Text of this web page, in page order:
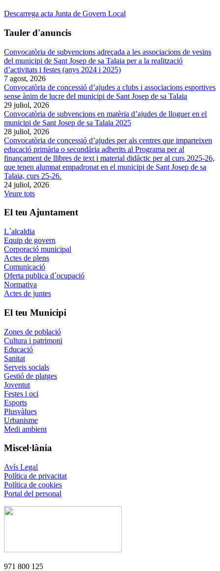
Descarrega acta Junta de Govern Local
Tauler d'anuncis
Convocatòria de subvencions adreçada a les associacions de vesins
del municipi de Sant Josep de sa Talaia per a la realització
d’activitats i festes (anys 2024 i 2025)
7 agost, 2026
Convocatòria de concessió d’ajudes a clubs i associacions esportives
sense ànim de lucre del municipi de Sant Josep de sa Talaia
29 juliol, 2026
Convocatòria de subvencions en matèria d’ajudes de lloguer en el
municipi de Sant Josep de sa Talaia 2025
28 juliol, 2026
Convocatòria de concessió d’ajudes per als centres que imparteixen
educació primària o secundària adherits al Programa per al
finançament de llibres de text i material didàctic per al curs 2025-26,
que tenen alumnat empadronat en el municipi de Sant Josep de sa
Talaia, curs 25-26.
24 juliol, 2026
Veure tots
El teu Ajuntament
L´alcaldia
Equip de govern
Corporació municipal
Actes de plens
Comunicació
Oferta publica d´ocupació
Normativa
Actes de juntes
El teu Municipi
Zones de població
Cultura i patrimoni
Educació
Sanitat
Serveis socials
Gestió de platges
Joventut
Festes i oci
Esports
Plusvàlues
Urbanisme
Medi ambient
Miscel·lània
Avís Legal
Política de privacitat
Política de cookies
Portal del personal
971 800 125